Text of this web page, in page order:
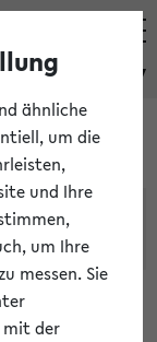
eKVV
ähnliche
um die
und Ihre
um Ihre
messen. Sie
mit der